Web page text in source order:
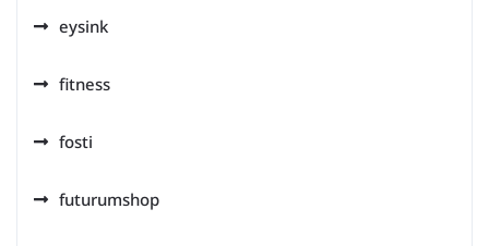
eysink
fitness
fosti
futurumshop